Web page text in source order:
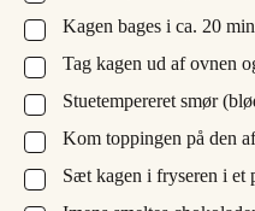
▢
Kagen bages i ca. 20
▢
Tag kagen ud af ovnen
▢
Stuetempereret smør
▢
Kom toppingen på den
▢
Sæt kagen i fryseren i et